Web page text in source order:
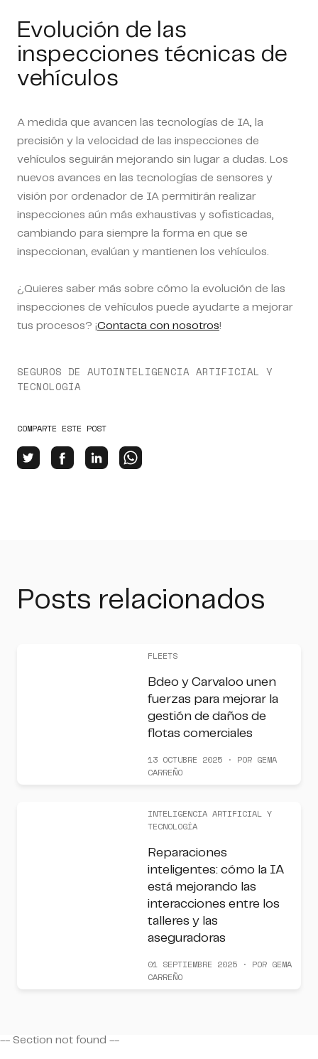
Evolución de las
inspecciones técnicas de
vehículos
A medida que avancen las tecnologías de IA, la
precisión y la velocidad de las inspecciones de
vehículos seguirán mejorando sin lugar a dudas. Los
nuevos avances en las tecnologías de sensores y
visión por ordenador de IA permitirán realizar
inspecciones aún más exhaustivas y sofisticadas,
cambiando para siempre la forma en que se
inspeccionan, evalúan y mantienen los vehículos.
¿Quieres saber más sobre cómo la evolución de las
inspecciones de vehículos puede ayudarte a mejorar
tus procesos? ¡Contacta con nosotros!
SEGUROS DE AUTOINTELIGENCIA ARTIFICIAL Y
TECNOLOGÍA
COMPARTE ESTE POST
Posts relacionados
FLEETS
Bdeo y Carvaloo unen
fuerzas para mejorar la
gestión de daños de
flotas comerciales
13 OCTUBRE 2025 · POR GEMA
CARREÑO
INTELIGENCIA ARTIFICIAL Y
TECNOLOGÍA
Reparaciones
inteligentes: cómo la IA
está mejorando las
interacciones entre los
talleres y las
aseguradoras
01 SEPTIEMBRE 2025 · POR GEMA
CARREÑO
-- Section not found --